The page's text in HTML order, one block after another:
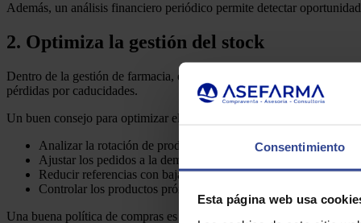
Consentimiento
Esta página web usa
Además, un análisis financiero periódico permite detectar
2. Optimiza la gestión del stock
Dentro de la gestión de farmacia, el control del stock es un aspecto
pérdidas por caducidades.
Un buen consejo para optimizar el
Analizar la rotación de productos
Ajustar los pedidos a la demanda real
Reducir referencias con baja salida
Controlar los productos próximos a caducar y tomar medidas
Una buena política de compras es clave en la gestión farmacia, ya